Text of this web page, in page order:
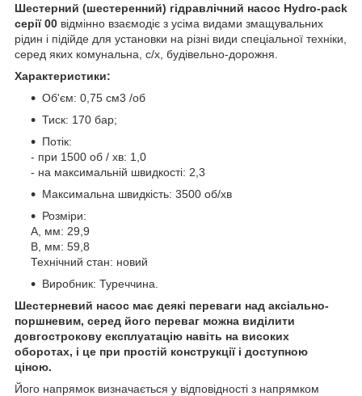
Шестерний (шестеренний) гідравлічний насос Hydro-pack
серії 00 відмінно взаємодіє з усіма видами змащувальних
рідин і підійде для установки на різні види спеціальної техніки,
серед яких комунальна, с/х, будівельно-дорожня.
Характеристики:
Об'єм: 0,75 см3 /об
Тиск: 170 бар;
Потік:
- при 1500 об / хв: 1,0
- на максимальній швидкості: 2,3
Максимальна швидкість: 3500 об/хв
Розміри:
A, мм: 29,9
B, мм: 59,8
Технічний стан: новий
Виробник: Туреччина.
Шестерневий насос має деякі переваги над аксіально-
поршневим, серед його переваг можна виділити
довгострокову експлуатацію навіть на високих
оборотах, і це при простій конструкції і доступною
ціною.
Його напрямок визначається у відповідності з напрямком